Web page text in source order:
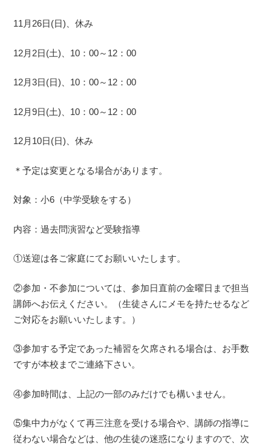
11月26日(日)、休み
12月2日(土)、10：00～12：00
12月3日(日)、10：00～12：00
12月9日(土)、10：00～12：00
12月10日(日)、休み
＊予定は変更となる場合があります。
対象：小6（中学受験をする）
内容：過去問演習など受験指導
①送迎は各ご家庭にてお願いいたします。
②参加・不参加については、参加日直前の金曜日まで担当
講師へお伝えください。（生徒さんにメモを持たせるなど
ご対応をお願いいたします。）
③参加する予定であった補習を欠席される場合は、お手数
ですが本校までご連絡下さい。
④参加時間は、上記の一部のみだけでも構いません。
⑤集中力がなくて再三注意を受ける場合や、講師の指導に
従わない場合などは、他の生徒の迷惑になりますので、次